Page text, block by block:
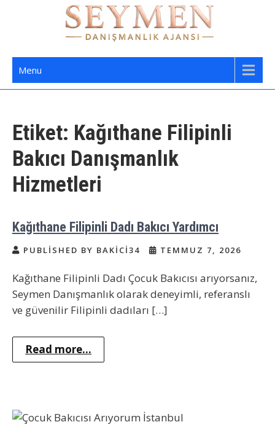
Seymen Danışmanlık | Yatılı Bakıcı,
Dadı,
Menu
Etiket: Kağıthane Filipinli
Bakıcı Danışmanlık
Hizmetleri
Kağıthane Filipinli Dadı Bakıcı Yardımcı
PUBLISHED BY BAKICI34 TEMMUZ 7, 2026
Kağıthane Filipinli Dadı Çocuk Bakıcısı arıyorsanız,
Seymen Danışmanlık olarak deneyimli, referanslı
ve güvenilir Filipinli dadıları […]
Read more...